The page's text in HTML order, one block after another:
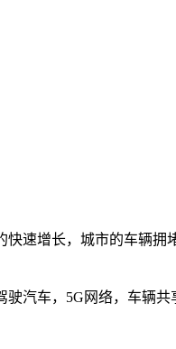
速增长，城市的车辆拥
汽车，5G网络，车辆